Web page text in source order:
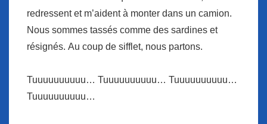
redressent et m’aident à monter dans un camion.
Nous sommes tassés comme des sardines et
résignés. Au coup de sifflet, nous partons.
Tuuuuuuuuuu… Tuuuuuuuuuu… Tuuuuuuuuuu…
Tuuuuuuuuuu…